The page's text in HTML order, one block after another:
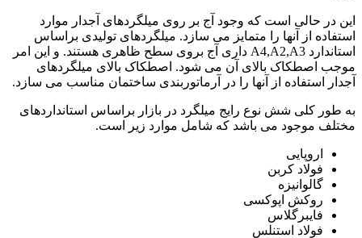
این در حالی است که وجود آج بر روی میلگردهای آجدار موارد
استفاده از آنها را متمایز می سازد. میلگردهای تولیدی براساس
استاندارد A4,A2,A3 داری آج بروی سطح ظاهری هستند. و این امر
موجب اصطکاک بالای آن می شود. اصطکاک بالای میلگردهای
آجدار استفاده از آنها را در آرماتوربندی ساختمان مناسب می سازد.
به طور کلی شش نوع رایج میلگرد در بازار براساس استانداردهای
مختلف موجود می باشد که شامل موارد زیر است.
اروپایی
فولاد کربن
گالوانیزه
روکش اپوکسی
فایبرگلاس
فولاد استنلس